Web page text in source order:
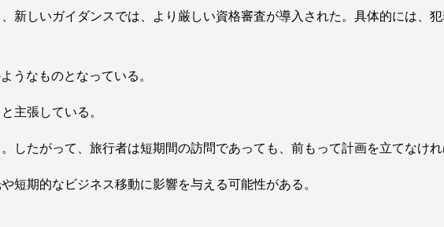
新しいガイダンスでは、より厳しい資格審査が導入された。具体的には、
うなものとなっている。
主張している。
したがって、旅行者は短期間の訪問であっても、前もって計画を立てなけれ
短期的なビジネス移動に影響を与える可能性がある。